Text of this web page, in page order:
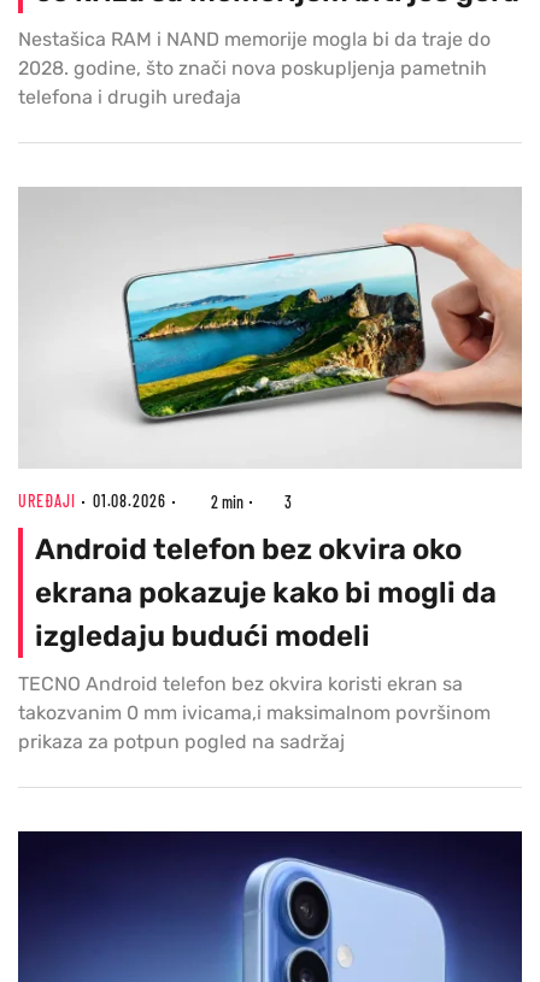
Nestašica RAM i NAND memorije mogla bi da traje do
2028. godine, što znači nova poskupljenja pametnih
telefona i drugih uređaja
UREĐAJI 01.08.2026 2 min 3
Android telefon bez okvira oko
ekrana pokazuje kako bi mogli da
izgledaju budući modeli
TECNO Android telefon bez okvira koristi ekran sa
takozvanim 0 mm ivicama,i maksimalnom površinom
prikaza za potpun pogled na sadržaj